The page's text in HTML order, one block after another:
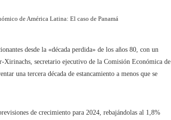
de América Latina: El caso de Panamá
desde la «década perdida» de los años 80, con un
Xirinachs, secretario ejecutivo de la Comisión Económica de
una tercera década de estancamiento a menos que se
de crecimiento para 2024, rebajándolas al 1,8%